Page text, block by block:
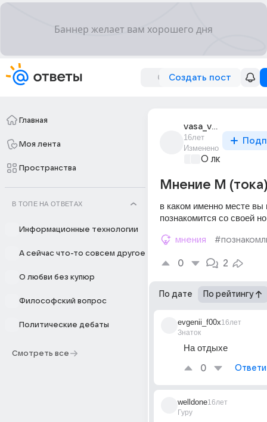
Создать пост
Главная
Моя лента
Пространства
В ТОПЕ НА ОТВЕТАХ
Информационные технологии
А сейчас что-то совсем другое
О любви без купюр
Философский вопрос
Политические дебаты
Смотреть все
vasa_vasa_8
16лет
Изменено
О любви без
Мнение М
в каком именно месте вы
познакомится со своей
мнения
0 2
По дате По рейтингу
evgenii_f00x
Знаток
16лет
На отдыхе
0
welldone
Гуру
16лет